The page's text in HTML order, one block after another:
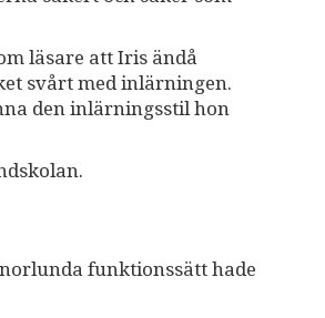
läsare att Iris ändå
svårt med inlärningen.
den inlärningsstil hon
funktionssätt hade